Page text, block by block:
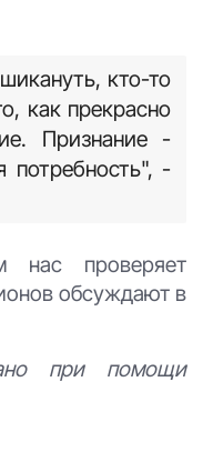
кто-то
как прекрасно
Признание -
потребность", -
нас проверяет
обсуждают в